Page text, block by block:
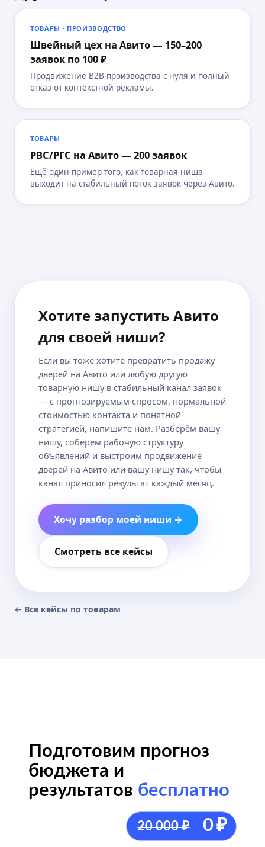
ТОВАРЫ · ПРОИЗВОДСТВО
Швейный цех на Авито — 150–200
заявок по 100 ₽
Продвижение B2B-производства с нуля и полный
отказ от контекстной рекламы.
ТОВАРЫ
РВС/РГС на Авито — 200 заявок
Ещё один пример того, как товарная ниша
выходит на стабильный поток заявок через Авито.
Хотите запустить Авито
для своей ниши?
Если вы тоже хотите превратить продажу
дверей на Авито или любую другую
товарную нишу в стабильный канал заявок
— с прогнозируемым спросом, нормальной
стоимостью контакта и понятной
стратегией, напишите нам. Разберём вашу
нишу, соберём рабочую структуру
объявлений и выстроим продвижение
дверей на Авито или вашу нишу так, чтобы
канал приносил результат каждый месяц.
Хочу разбор моей ниши →
Смотреть все кейсы
← Все кейсы по товарам